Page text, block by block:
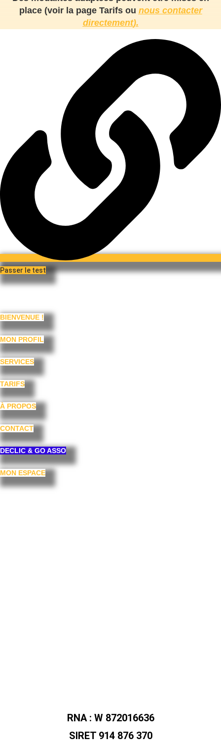
place (voir la page Tarifsou nous contacter
directement).
Passer le test
BIENVENUE !
MON PROFIL
SERVICES
TARIFS
À PROPOS
CONTACT
DECLIC & GO ASSO
MON ESPACE
RNA : W 872016636
SIRET 914 876 370